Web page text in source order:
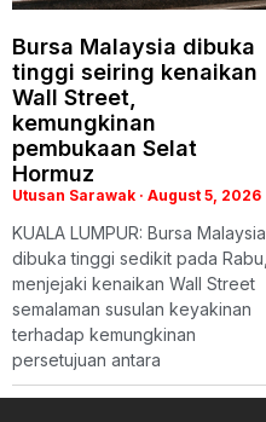
Bursa Malaysia dibuka
tinggi seiring kenaikan
Wall Street,
kemungkinan
pembukaan Selat
Hormuz
Utusan Sarawak August 5, 2026
KUALA LUMPUR: Bursa Malaysia
dibuka tinggi sedikit pada Rabu,
menjejaki kenaikan Wall Street
semalaman susulan keyakinan
terhadap kemungkinan
persetujuan antara